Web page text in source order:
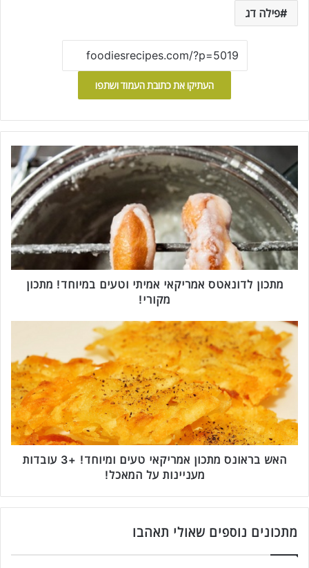
פילה דג
העתיקו את כתובת העמוד ושתפו
ת
ו
ן
ל
ד
ו
נ
א
א
מ
ו
ע
ם
מתכון לדונאטס אמריקאי אמיתי וטעים במיוחד! מתכון
מקורי!
ה
נ
ס
א
ר
האש בראונס מתכון אמריקאי טעים ומיוחד! +3 עובדות
מעניינות על המאכל!
מתכונים נוספים שאולי תאהבו